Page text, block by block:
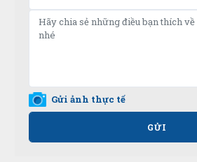
Gửi ảnh thực tế
GỬI
XP
Xuân Phúc
(Đánh giá 1 năm trước)
(Đánh giá 1 năm trước)